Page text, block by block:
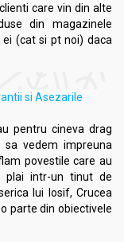
care vin din alte
din magazinele
(cat si pt noi) daca
si Asezarile
pentru cineva drag
sa vedem impreuna
povestile care au
plai intr-un tinut de
lui Iosif, Crucea
parte din obiectivele